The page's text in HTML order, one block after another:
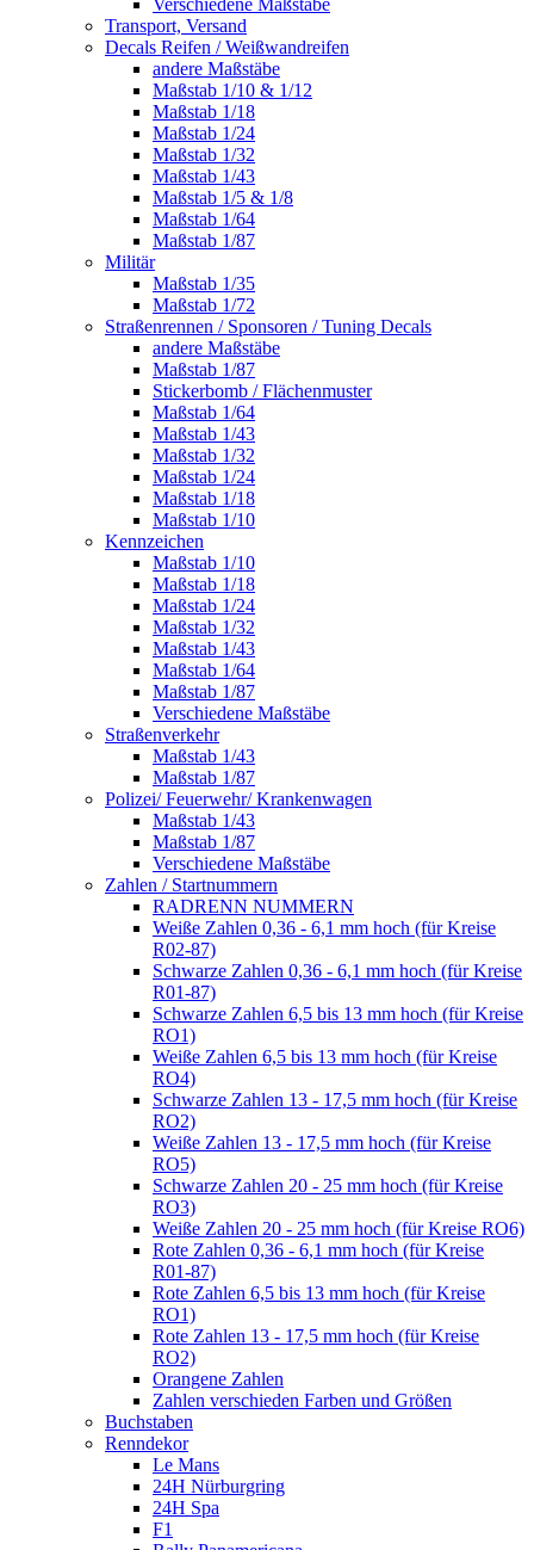
Verschiedene Maßstäbe
Transport, Versand
Decals Reifen / Weißwandreifen
andere Maßstäbe
Maßstab 1/10 & 1/12
Maßstab 1/18
Maßstab 1/24
Maßstab 1/32
Maßstab 1/43
Maßstab 1/5 & 1/8
Maßstab 1/64
Maßstab 1/87
Militär
Maßstab 1/35
Maßstab 1/72
Straßenrennen / Sponsoren / Tuning Decals
andere Maßstäbe
Maßstab 1/87
Stickerbomb / Flächenmuster
Maßstab 1/64
Maßstab 1/43
Maßstab 1/32
Maßstab 1/24
Maßstab 1/18
Maßstab 1/10
Kennzeichen
Maßstab 1/10
Maßstab 1/18
Maßstab 1/24
Maßstab 1/32
Maßstab 1/43
Maßstab 1/64
Maßstab 1/87
Verschiedene Maßstäbe
Straßenverkehr
Maßstab 1/43
Maßstab 1/87
Polizei/ Feuerwehr/ Krankenwagen
Maßstab 1/43
Maßstab 1/87
Verschiedene Maßstäbe
Zahlen / Startnummern
RADRENN NUMMERN
Weiße Zahlen 0,36 - 6,1 mm hoch (für Kreise
R02-87)
Schwarze Zahlen 0,36 - 6,1 mm hoch (für Kreise
R01-87)
Schwarze Zahlen 6,5 bis 13 mm hoch (für Kreise
RO1)
Weiße Zahlen 6,5 bis 13 mm hoch (für Kreise
RO4)
Schwarze Zahlen 13 - 17,5 mm hoch (für Kreise
RO2)
Weiße Zahlen 13 - 17,5 mm hoch (für Kreise
RO5)
Schwarze Zahlen 20 - 25 mm hoch (für Kreise
RO3)
Weiße Zahlen 20 - 25 mm hoch (für Kreise RO6)
Rote Zahlen 0,36 - 6,1 mm hoch (für Kreise
R01-87)
Rote Zahlen 6,5 bis 13 mm hoch (für Kreise
RO1)
Rote Zahlen 13 - 17,5 mm hoch (für Kreise
RO2)
Orangene Zahlen
Zahlen verschieden Farben und Größen
Buchstaben
Renndekor
Le Mans
24H Nürburgring
24H Spa
F1